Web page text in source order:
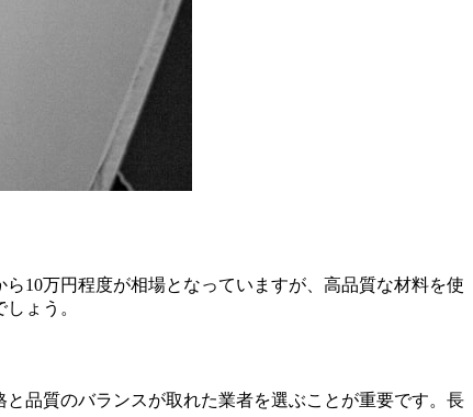
10万円程度が相場となっていますが、高品質な材料を使
ょう。
品質のバランスが取れた業者を選ぶことが重要です。長